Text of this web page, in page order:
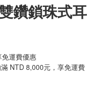
鑽鎖珠式耳
運費優惠
NTD 8,000元，享免運費